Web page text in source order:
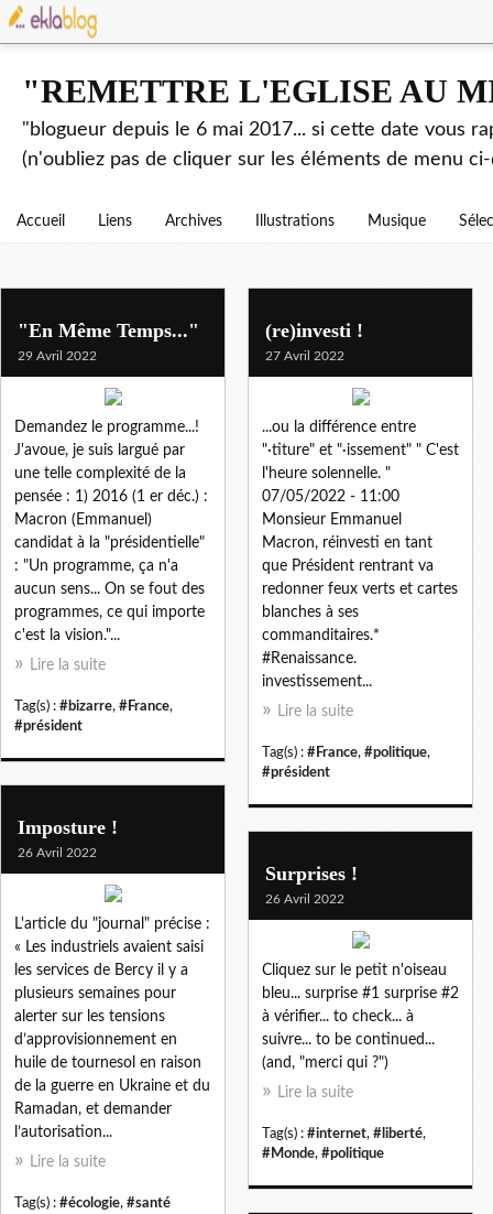
"REMETTRE L'EGLISE AU
"blogueur depuis le 6 mai 2017... si cette date vous
(n'oubliez pas de cliquer sur les éléments de menu
Accueil Liens Archives Illustrations Musique
"En Même Temps..."
29 Avril 2022
Demandez le programme...!
J'avoue, je suis largué par
une telle complexité de la
pensée : 1) 2016 (1 er déc.) :
Macron (Emmanuel)
candidat à la "présidentielle"
: "Un programme, ça n'a
aucun sens... On se fout des
programmes, ce qui importe
c'est la vision."...
Lire la suite
Tag(s) : #bizarre, #France,
#président
(re)investi !
27 Avril 2022
...ou la différence entre
"·titure" et "·issement" " C'est
l'heure solennelle. "
07/05/2022 - 11:00
Monsieur Emmanuel
Macron, réinvesti en tant
que Président rentrant va
redonner feux verts et cartes
blanches à ses
commanditaires.*
#Renaissance.
investissement...
Lire la suite
Tag(s) : #France, #politique,
#président
Imposture !
26 Avril 2022
L'article du "journal" précise :
« Les industriels avaient saisi
les services de Bercy il y a
plusieurs semaines pour
alerter sur les tensions
d’approvisionnement en
huile de tournesol en raison
de la guerre en Ukraine et du
Ramadan, et demander
l’autorisation...
Lire la suite
Tag(s) : #écologie, #santé
Surprises !
26 Avril 2022
Cliquez sur le petit n'oiseau
bleu... surprise #1 surprise #2
à vérifier... to check... à
suivre... to be continued...
(and, "merci qui ?")
Lire la suite
Tag(s) : #internet, #liberté,
#Monde, #politique